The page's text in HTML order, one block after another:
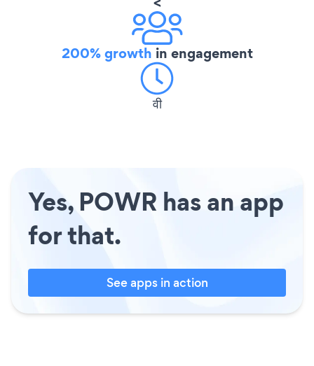
200% growth in engagement
वी
Yes, POWR has an app
for that.
See apps in action